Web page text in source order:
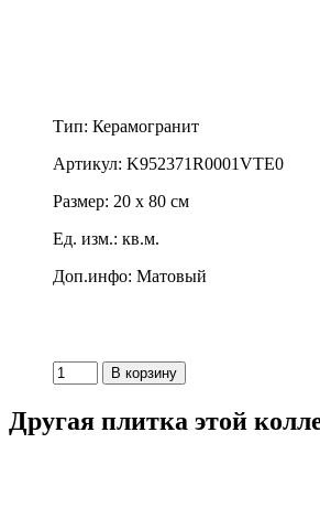
Тип: Керамогранит
Артикул: K952371R0001VTE0
Размер: 20 x 80 см
Ед. изм.: кв.м.
Доп.инфо: Матовый
Другая плитка этой